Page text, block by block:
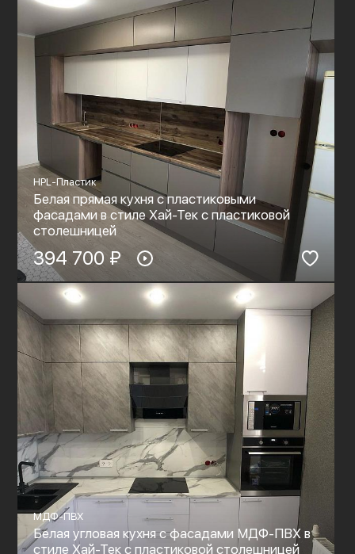
HPL-Пластик
Белая прямая кухня с пластиковыми
фасадами в стиле Хай-Тек с пластиковой
столешницей
394 700 ₽
МДФ-ПВХ
Белая угловая кухня с фасадами МДФ-ПВХ в
стиле Хай-Тек с пластиковой столешницей